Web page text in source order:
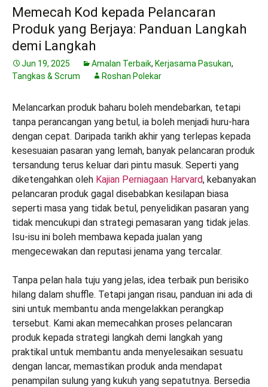
Memecah Kod kepada Pelancaran
Produk yang Berjaya: Panduan Langkah
demi Langkah
Jun 19, 2025 Amalan Terbaik, Kerjasama Pasukan,
Tangkas & Scrum
Roshan Polekar
Melancarkan produk baharu boleh mendebarkan, tetapi
tanpa perancangan yang betul, ia boleh menjadi huru-hara
dengan cepat. Daripada tarikh akhir yang terlepas kepada
kesesuaian pasaran yang lemah, banyak pelancaran produk
tersandung terus keluar dari pintu masuk. Seperti yang
diketengahkan oleh Kajian Perniagaan Harvard, kebanyakan
pelancaran produk gagal disebabkan kesilapan biasa
seperti masa yang tidak betul, penyelidikan pasaran yang
tidak mencukupi dan strategi pemasaran yang tidak jelas.
Isu-isu ini boleh membawa kepada jualan yang
mengecewakan dan reputasi jenama yang tercalar.
Tanpa pelan hala tuju yang jelas, idea terbaik pun berisiko
hilang dalam shuffle. Tetapi jangan risau, panduan ini ada di
sini untuk membantu anda mengelakkan perangkap
tersebut. Kami akan memecahkan proses pelancaran
produk kepada strategi langkah demi langkah yang
praktikal untuk membantu anda menyelesaikan sesuatu
dengan lancar, memastikan produk anda mendapat
penampilan sulung yang kukuh yang sepatutnya. Bersedia